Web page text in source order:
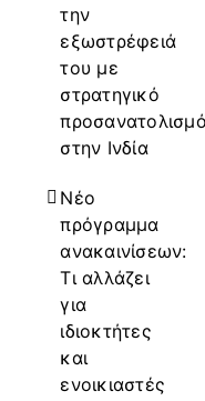
την
εξωστρέφειά
του με
στρατηγικό
στην Ινδία
Νέο
πρόγραμμα
ανακαινίσεων:
Τι αλλάζει
για
ιδιοκτήτες
και
ενοικιαστές